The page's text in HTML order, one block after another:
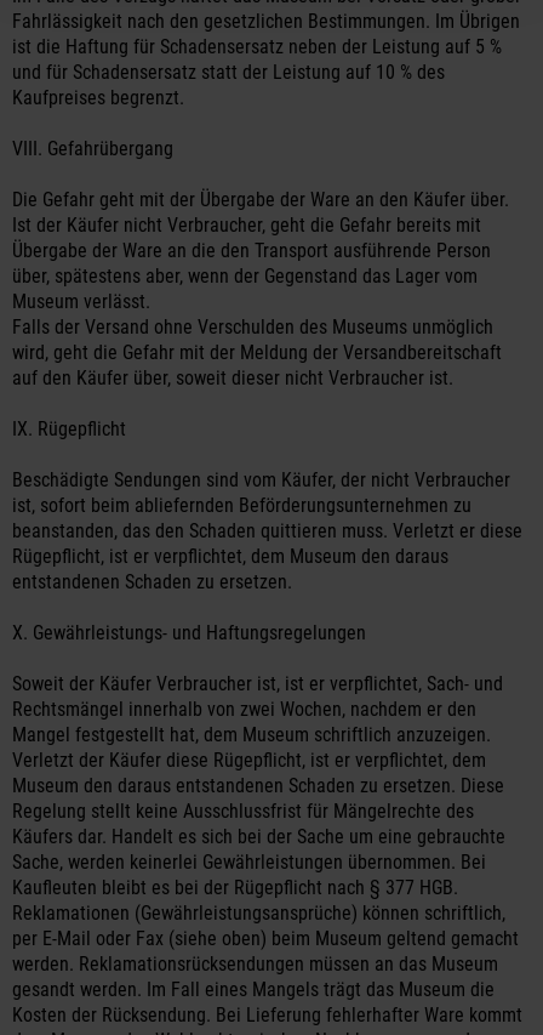
Fahrlässigkeit nach den gesetzlichen Bestimmungen. Im Übrigen
ist die Haftung für Schadensersatz neben der Leistung auf 5 %
und für Schadensersatz statt der Leistung auf 10 % des
Kaufpreises begrenzt.
VIII. Gefahrübergang
Die Gefahr geht mit der Übergabe der Ware an den Käufer über.
Ist der Käufer nicht Verbraucher, geht die Gefahr bereits mit
Übergabe der Ware an die den Transport ausführende Person
über, spätestens aber, wenn der Gegenstand das Lager vom
Museum verlässt.
Falls der Versand ohne Verschulden des Museums unmöglich
wird, geht die Gefahr mit der Meldung der Versandbereitschaft
auf den Käufer über, soweit dieser nicht Verbraucher ist.
IX. Rügepflicht
Beschädigte Sendungen sind vom Käufer, der nicht Verbraucher
ist, sofort beim abliefernden Beförderungsunternehmen zu
beanstanden, das den Schaden quittieren muss. Verletzt er diese
Rügepflicht, ist er verpflichtet, dem Museum den daraus
entstandenen Schaden zu ersetzen.
X. Gewährleistungs- und Haftungsregelungen
Soweit der Käufer Verbraucher ist, ist er verpflichtet, Sach- und
Rechtsmängel innerhalb von zwei Wochen, nachdem er den
Mangel festgestellt hat, dem Museum schriftlich anzuzeigen.
Verletzt der Käufer diese Rügepflicht, ist er verpflichtet, dem
Museum den daraus entstandenen Schaden zu ersetzen. Diese
Regelung stellt keine Ausschlussfrist für Mängelrechte des
Käufers dar. Handelt es sich bei der Sache um eine gebrauchte
Sache, werden keinerlei Gewährleistungen übernommen. Bei
Kaufleuten bleibt es bei der Rügepflicht nach § 377 HGB.
Reklamationen (Gewährleistungsansprüche) können schriftlich,
per E-Mail oder Fax (siehe oben) beim Museum geltend gemacht
werden. Reklamationsrücksendungen müssen an das Museum
gesandt werden. Im Fall eines Mangels trägt das Museum die
Kosten der Rücksendung. Bei Lieferung fehlerhafter Ware kommt